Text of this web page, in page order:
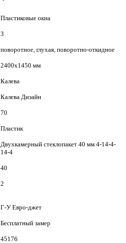
Пластиковые окна
3
поворотное, глухая, поворотно-откидное
2400x1450 мм
Калева
Калева Дизайн
70
Пластик
Двухкамерный стеклопакет 40 мм 4-14-4-
14-4
40
2
Г-У Евро-джет
Бесплатный замер
45176